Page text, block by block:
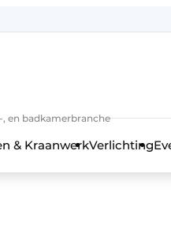
techniek in de keuken-,
en badkamerbranche
& KraanwerkVerlichting